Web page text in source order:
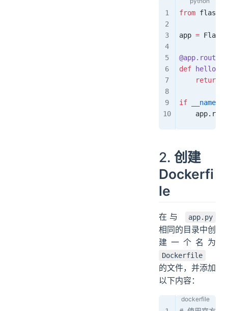
from flask
app = Flask
@app. route
def
    return
if __name__
    app.
run
2. 创建
Dockerfi
le
在与 app.py
相同的目录中创
建一个名为
Dockerfile
的文件，并添加
以下内容：